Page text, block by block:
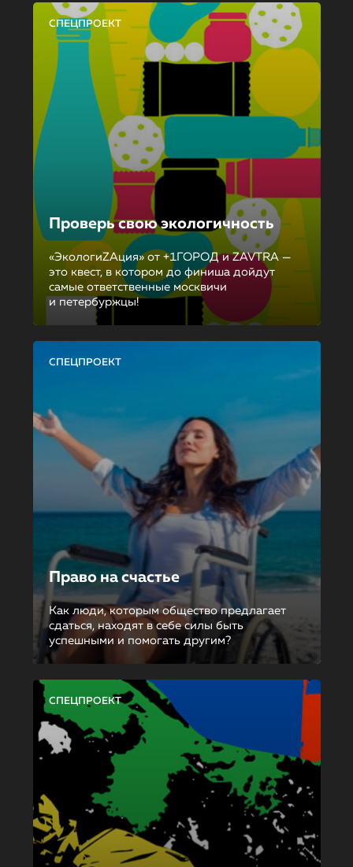
СПЕЦПРОЕКТ
Проверь свою экологичность
«ЭкологиZAция» от +1ГОРОД и ZAVTRA —
это квест, в котором до финиша дойдут
самые ответственные москвичи
и петербуржцы!
СПЕЦПРОЕКТ
Право на счастье
Как люди, которым общество предлагает
сдаться, находят в себе силы быть
успешными и помогать другим?
СПЕЦПРОЕКТ